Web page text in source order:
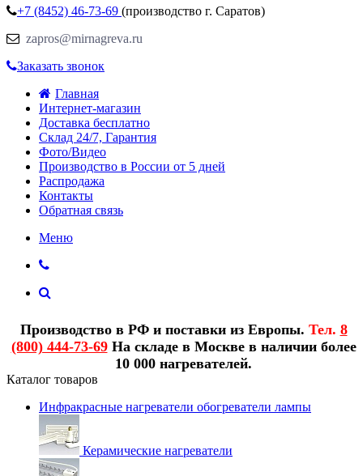
+7 (8452) 46-73-69 (производство г. Саратов)
zapros@mirnagreva.ru
Заказать звонок
Главная
Интернет-магазин
Доставка бесплатно
Склад 24/7, Гарантия
Фото/Видео
Производство в России от 5 дней
Распродажа
Контакты
Обратная связь
Меню
Производство в РФ и поставки из Европы. Тел. 8
(800) 444-73-69На складе в Москве в наличии более
10 000 нагревателей.
Каталог товаров
Инфракрасные нагреватели обогреватели лампы
Керамические нагреватели